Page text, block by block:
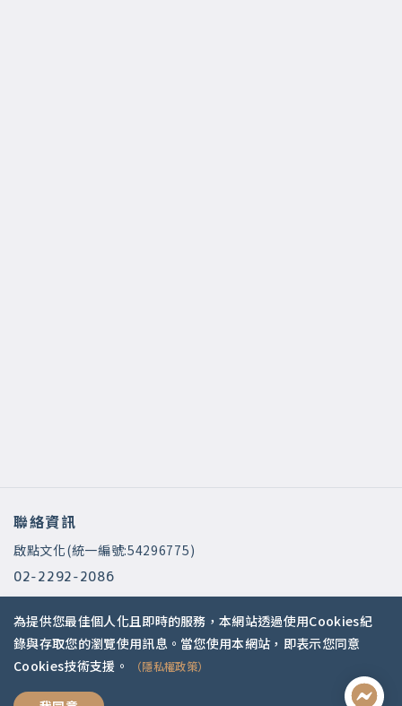
聯絡資訊
啟點文化(統一編號:54296775)
02-2292-2086
service@koob.com.tw
服務時間
週一至週五 10:00-18:00
國定假日公休
為提供您最佳個人化且即時的服務，本網站透過使用Cookies紀
錄與存取您的瀏覽使用訊息。當您使用本網站，即表示您同意
Cookies技術支援。
（隱私權政策）